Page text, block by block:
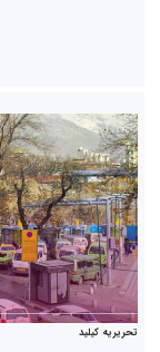
تحریریه کیلید